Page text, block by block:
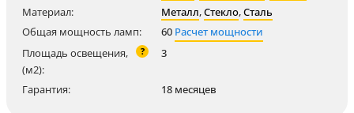
Материал:
Металл,Стекло,Сталь
Общая мощность ламп:
60 Расчет мощности
Площадь освещения,
(м2):
? 3
Гарантия: 18 месяцев